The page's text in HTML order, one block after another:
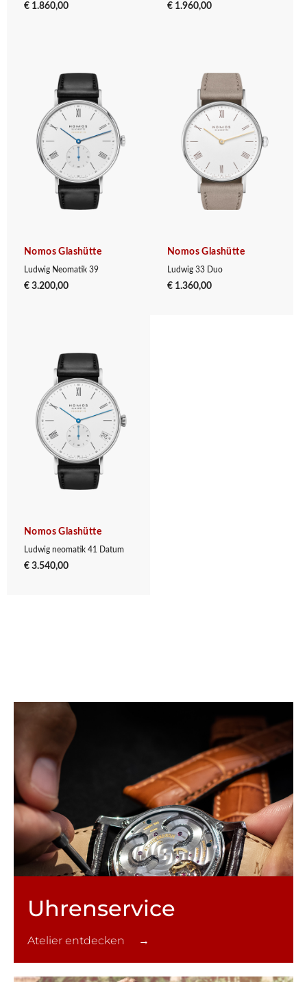
€ 1.860,00 € 1.960,00
Nomos Glashütte
Ludwig Neomatik 39
€ 3.200,00
Nomos Glashütte
Ludwig 33 Duo
€ 1.360,00
Nomos Glashütte
Ludwig neomatik 41 Datum
€ 3.540,00
Uhren­service
Atelier entdecken →